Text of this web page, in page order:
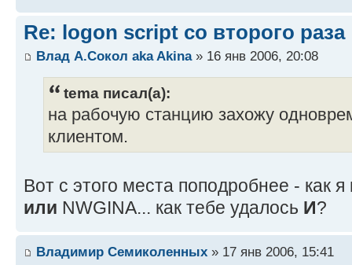
Re: logon script со второго раза
Влад А.Сокол aka Akina» 16 янв 2006, 20:08
tema писал(а):
на рабочую станцию захожу
клиентом.
Вот с этого места поподробнее - как
или NWGINA... как тебе удалось И?
Владимир Семиколенных » 17 янв 2006, 15:41